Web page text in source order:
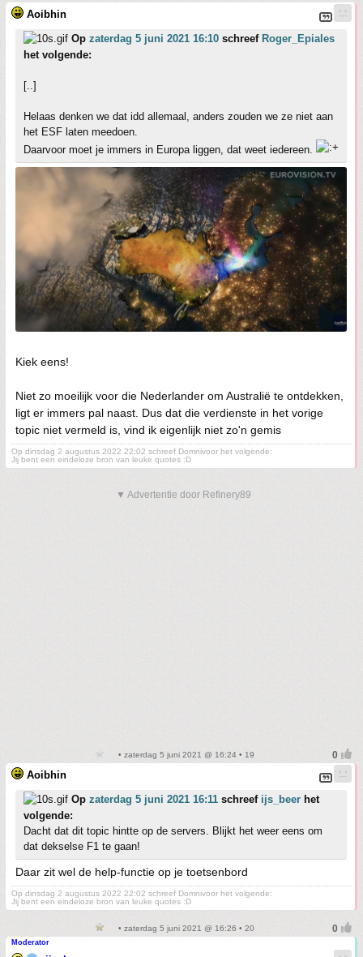
Aoibhin
Op zaterdag 5 juni 2021 16:10 schreef Roger_Epiales
het volgende:
[..]
Helaas denken we dat idd allemaal, anders zouden we ze niet aan
het ESF laten meedoen.
Daarvoor moet je immers in Europa liggen, dat weet iedereen.
Kiek eens!
Niet zo moeilijk voor die Nederlander om Australië te ontdekken,
ligt er immers pal naast. Dus dat die verdienste in het vorige
topic niet vermeld is, vind ik eigenlijk niet zo'n gemis
Op dinsdag 2 augustus 2022 22:02 schreef Domnivoor het volgende:
Jij bent een eindeloze bron van leuke quotes :D
▼ Advertentie door Refinery89
• zaterdag 5 juni 2021 @ 16:24 • 19
Aoibhin
Op zaterdag 5 juni 2021 16:11 schreef ijs_beer het
volgende:
Dacht dat dit topic hintte op de servers. Blijkt het weer eens om
dat dekselse F1 te gaan!
Daar zit wel de help-functie op je toetsenbord
Op dinsdag 2 augustus 2022 22:02 schreef Domnivoor het volgende:
Jij bent een eindeloze bron van leuke quotes :D
• zaterdag 5 juni 2021 @ 16:26 • 20
Moderator